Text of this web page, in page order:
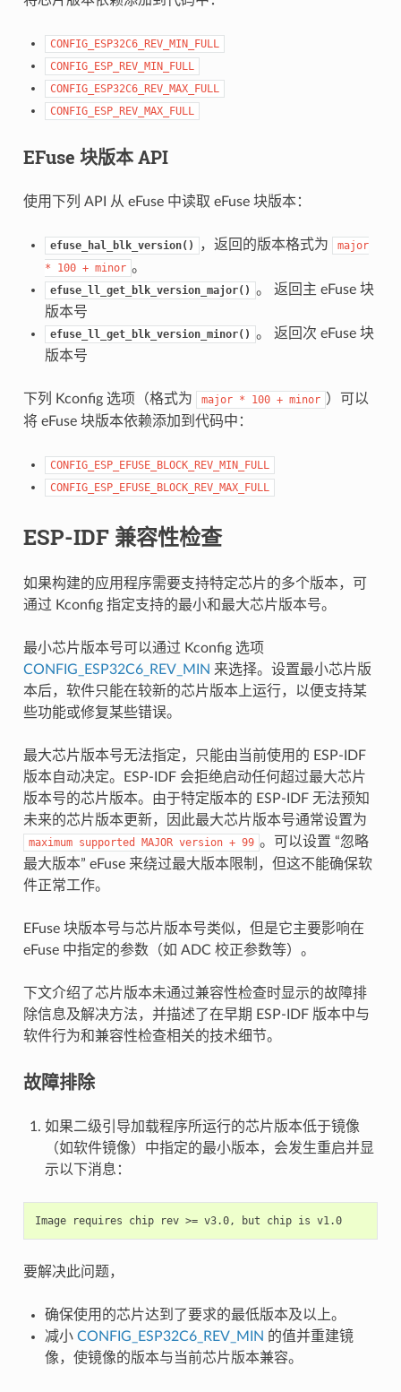
CONFIG_ESP32C6_REV_MIN_FULL
CONFIG_ESP_REV_MIN_FULL
CONFIG_ESP32C6_REV_MAX_FULL
CONFIG_ESP_REV_MAX_FULL
EFuse 块版本 API
使用下列 API 从 eFuse 中读取 eFuse 块版本：
efuse_hal_blk_version() ，返回的版本格式为
major
*
100 + minor 。
efuse_ll_get_blk_version_major() 。 返回主 eFuse 块
版本号
efuse_ll_get_blk_version_minor() 。 返回次 eFuse 块
版本号
下列 Kconfig 选项（格式为 major * 100 + minor ）可以
将 eFuse 块版本依赖添加到代码中：
CONFIG_ESP_EFUSE_BLOCK_REV_MIN_FULL
CONFIG_ESP_EFUSE_BLOCK_REV_MAX_FULL
ESP-IDF 兼容性检查
如果构建的应用程序需要支持特定芯片的多个版本，可
通过 Kconfig 指定支持的最小和最大芯片版本号。
最小芯片版本号可以通过 Kconfig 选项
CONFIG_ESP32C6_REV_MIN 来选择。设置最小芯片版
本后，软件只能在较新的芯片版本上运行，以便支持某
些功能或修复某些错误。
最大芯片版本号无法指定，只能由当前使用的 ESP-IDF
版本自动决定。ESP-IDF 会拒绝启动任何超过最大芯片
版本号的芯片版本。由于特定版本的 ESP-IDF 无法预知
未来的芯片版本更新，因此最大芯片版本号通常设置为
maximum supported MAJOR version + 99 。可以设置 “忽略
最大版本” eFuse 来绕过最大版本限制，但这不能确保软
件正常工作。
EFuse 块版本号与芯片版本号类似，但是它主要影响在
eFuse 中指定的参数（如 ADC 校正参数等）。
下文介绍了芯片版本未通过兼容性检查时显示的故障排
除信息及解决方法，并描述了在早期 ESP-IDF 版本中与
软件行为和兼容性检查相关的技术细节。
故障排除
如果二级引导加载程序所运行的芯片版本低于镜像
（如软件镜像）中指定的最小版本，会发生重启并显
示以下消息：
Image requires chip rev >= v3.0, but chip is v1.0
要解决此问题，
确保使用的芯片达到了要求的最低版本及以上。
减小 CONFIG_ESP32C6_REV_MIN 的值并重建镜
像，使镜像的版本与当前芯片版本兼容。